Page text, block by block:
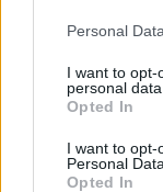
Please note that
not limited to
grant or deny
use your data for
consent section.
Personal
I want to opt-
personal data.
Opted In
I want to opt-
Personal Data.
Opted In
Ακολουθήστε το